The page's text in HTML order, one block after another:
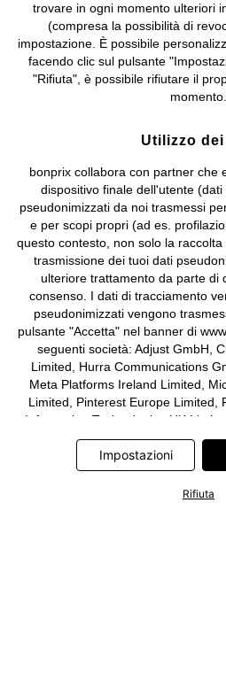
©2026 bonprix. Tutti i
bonprix S.r.l. con socio unico, sede
Valdengo (BI) C.F. 01510910027 - P.I.
Biella n. 01510910027, R.E.A.
IT09060P00000858, N. Reg. AEE:
mbH.
trovare in ogni momento ulteriori
(compresa la possibilità di
impostazione. È possibile
facendo clic sul pulsante
"Rifiuta", è possibile rifiutare il
momento.
Utilizzo
bonprix collabora con partner che
dispositivo finale dell'utente
pseudonimizzati da noi trasmessi
e per scopi propri (ad es.
questo contesto, non solo la
trasmissione dei tuoi dati
ulteriore trattamento da parte di
consenso. I dati di tracciamento
pseudonimizzati vengono
pulsante "Accetta" nel banner di
seguenti società: Adjust GmbH,
Limited, Hurra Communications
Meta Platforms Ireland Limited,
Limited, Pinterest Europe Limited,
Information Technologies UK
trattamento dei dati da parte di
nella nostrainformativa privacy
accessibile anche tramite
Impostazioni
Rifiuta